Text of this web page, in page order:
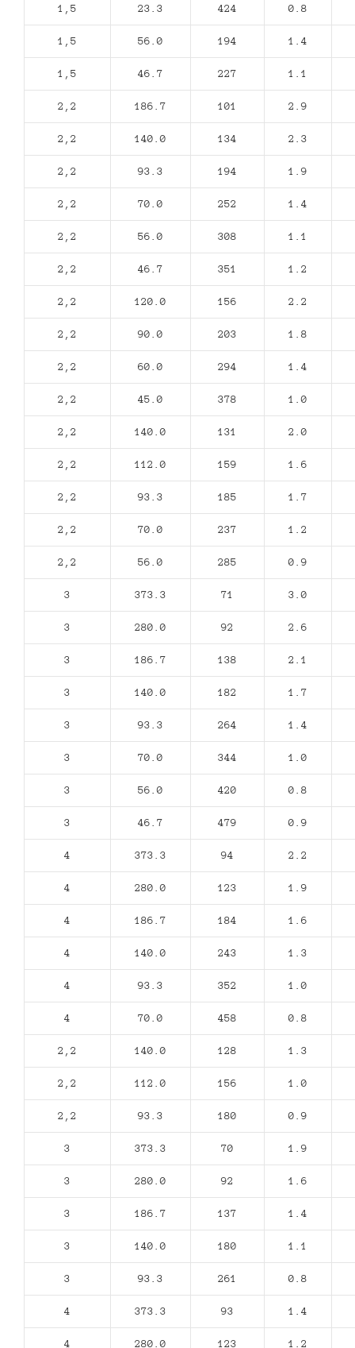
1,5 23.3 424 0.8
1,5 56.0 194 1.4
1,5 46.7 227 1.1
2,2 186.7 101 2.9
2,2 140.0 134 2.3
2,2 93.3 194 1.9
2,2 70.0 252 1.4
2,2 56.0 308 1.1
2,2 46.7 351 1.2
2,2 120.0 156 2.2
2,2 90.0 203 1.8
2,2 60.0 294 1.4
2,2 45.0 378 1.0
2,2 140.0 131 2.0
2,2 112.0 159 1.6
2,2 93.3 185 1.7
2,2 70.0 237 1.2
2,2 56.0 285 0.9
3 373.3 71 3.0
3 280.0 92 2.6
3 186.7 138 2.1
3 140.0 182 1.7
3 93.3 264 1.4
3 70.0 344 1.0
3 56.0 420 0.8
3 46.7 479 0.9
4 373.3 94 2.2
4 280.0 123 1.9
4 186.7 184 1.6
4 140.0 243 1.3
4 93.3 352 1.0
4 70.0 458 0.8
2,2 140.0 128 1.3
2,2 112.0 156 1.0
2,2 93.3 180 0.9
3 373.3 70 1.9
3 280.0 92 1.6
3 186.7 137 1.4
3 140.0 180 1.1
3 93.3 261 0.8
4 373.3 93 1.4
4 280.0 123 1.2